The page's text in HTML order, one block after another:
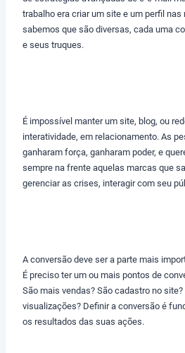
trabalho era criar um site e um perfil
sabemos que são diversas, cada uma
e seus truques.
É impossível manter um site, blog, ou
interatividade, em relacionamento. As
ganharam força, ganharam poder, e
sempre na frente aquelas marcas que
gerenciar as crises, interagir com seu
A conversão deve ser a parte mais
É preciso ter um ou mais pontos de
São mais vendas? São cadastro no
visualizações? Definir a conversão é
os resultados das suas ações.